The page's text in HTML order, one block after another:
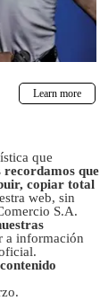
que
recordamos que
copiar total
web, sin
S.A.
a información